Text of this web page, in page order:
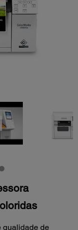
qualidade de